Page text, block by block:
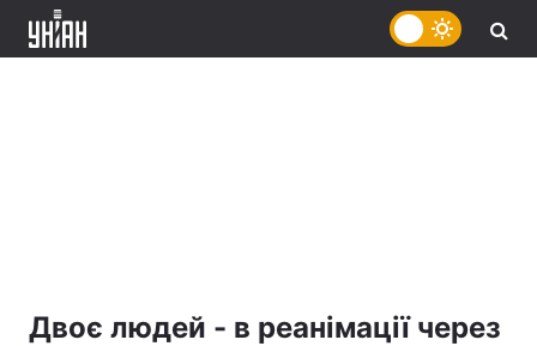
Двоє людей - в реанімації через